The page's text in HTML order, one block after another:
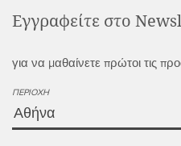
Εγγραφείτε στο
για να μαθαίνετε πρώτοι τις
ΠΕΡΙΟΧΉ